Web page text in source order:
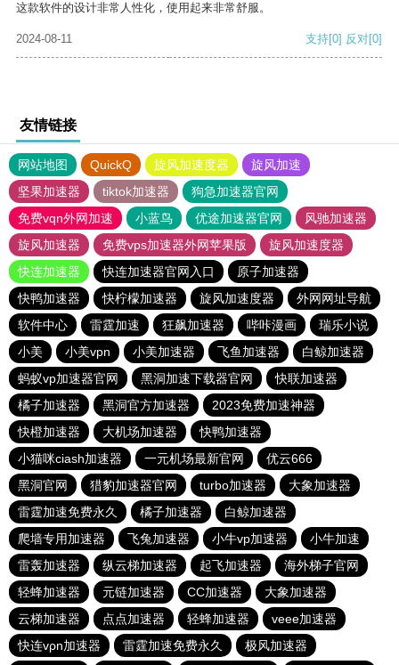
这款软件的设计非常人性化，使用起来非常舒服。
2024-08-11 支持[0] 反对[0]
友情链接
网站地图 QuickQ 旋风加速度器
旋风加速
坚果加速器
tiktok加速器
狗急加速器官网
免费vqn外网加速
小蓝鸟 优途加速器官网
风驰加速器
旋风加速器
免费vps加速器外网苹果版
旋风加速度器
快连加速器
快连加速器官网入口
原子加速器
快鸭加速器
快柠檬加速器 旋风加速度器
外网网址导航
软件中心
雷霆加速 狂飙加速器 哔咔漫画
瑞乐小说
小美
小美vpn 小美加速器 飞鱼加速器
白鲸加速器
蚂蚁vp加速器官网
黑洞加速下载器官网
快联加速器
橘子加速器
黑洞官方加速器
2023免费加速神器
快橙加速器
大机场加速器
快鸭加速器
小猫咪ciash加速器
一元机场最新官网
优云666
黑洞官网
猎豹加速器官网 turbo加速器
大象加速器
雷霆加速免费永久
橘子加速器
白鲸加速器
爬墙专用加速器
飞兔加速器 小牛vp加速器
小牛加速
雷轰加速器
纵云梯加速器 起飞加速器
海外梯子官网
轻蜂加速器
元链加速器 CC加速器
大象加速器
云梯加速器
点点加速器 轻蜂加速器
veee加速器
快连vρn加速器
雷霆加速免费永久 极风加速器